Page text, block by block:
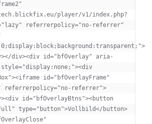
player/v1/index.php?
referrerpolicy="no-referrer"
div><div id="bfOverlay" aria-
id="bfOverlayFrame"
referrerpolicy="no-referrer">
id="bfOverlayBtns"><button
type="button">Vollbild</button>